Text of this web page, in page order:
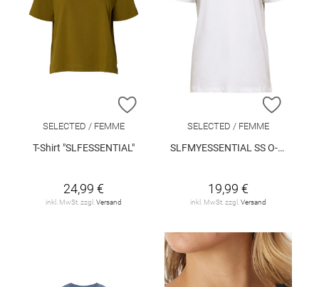
ZUR WUNSCHLISTE HINZUFÜGEN
SELECTED / FEMME
T-Shirt "SLFESSENTIAL"
24,99 €
inkl. MwSt. zzgl. Versand
ZUR
SELECTED / FEMME
SLFMYESSENTIAL SS O-NECK TEE NOOS
19,99 €
inkl. MwSt. zzgl. Versand